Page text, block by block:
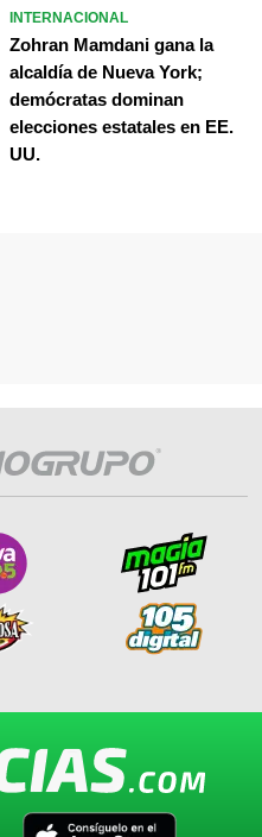
INTERNACIONAL
Zohran Mamdani gana la
alcaldía de Nueva York;
demócratas dominan
elecciones estatales en EE.
UU.